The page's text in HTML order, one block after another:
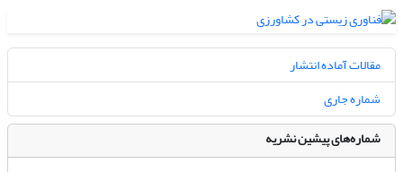
مقالات آماده انتشار
شماره جاری
شماره‌های پیشین نشریه